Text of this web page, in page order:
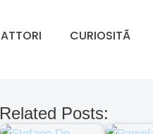
ATTORI CURIOSITÃ
Related Posts: